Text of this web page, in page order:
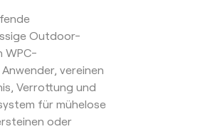
Outdoor-
WPC-
vereinen
Verrottung und
für mühelose
oder